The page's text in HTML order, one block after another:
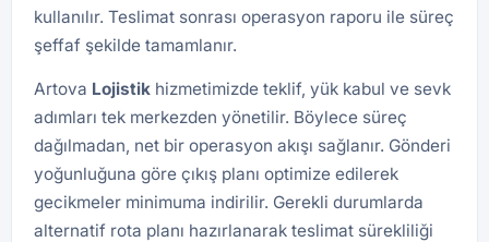
kullanılır. Teslimat sonrası operasyon raporu ile süreç
şeffaf şekilde tamamlanır.
Artova Lojistik hizmetimizde teklif, yük kabul ve sevk
adımları tek merkezden yönetilir. Böylece süreç
dağılmadan, net bir operasyon akışı sağlanır. Gönderi
yoğunluğuna göre çıkış planı optimize edilerek
gecikmeler minimuma indirilir. Gerekli durumlarda
alternatif rota planı hazırlanarak teslimat sürekliliği